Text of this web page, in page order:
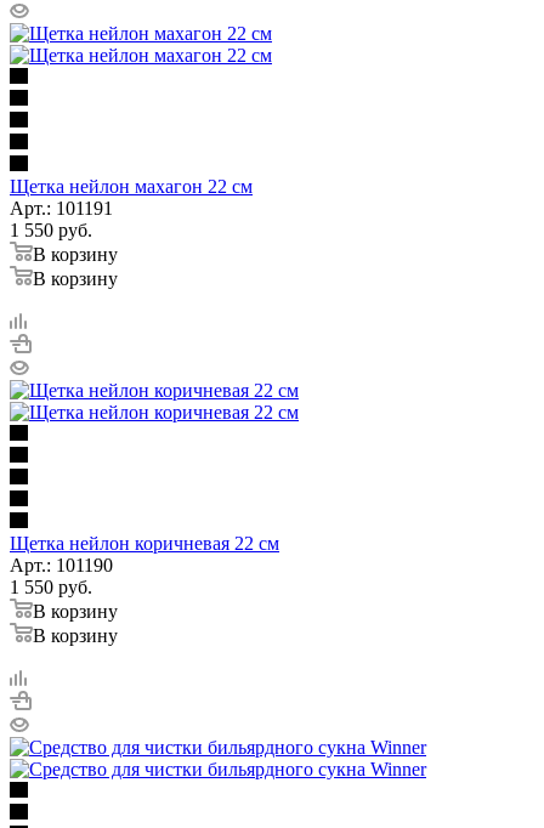
Щетка нейлон махагон 22 см
Арт.: 101191
1 550 руб.
В корзину
В корзину
Щетка нейлон коричневая 22 см
Арт.: 101190
1 550 руб.
В корзину
В корзину